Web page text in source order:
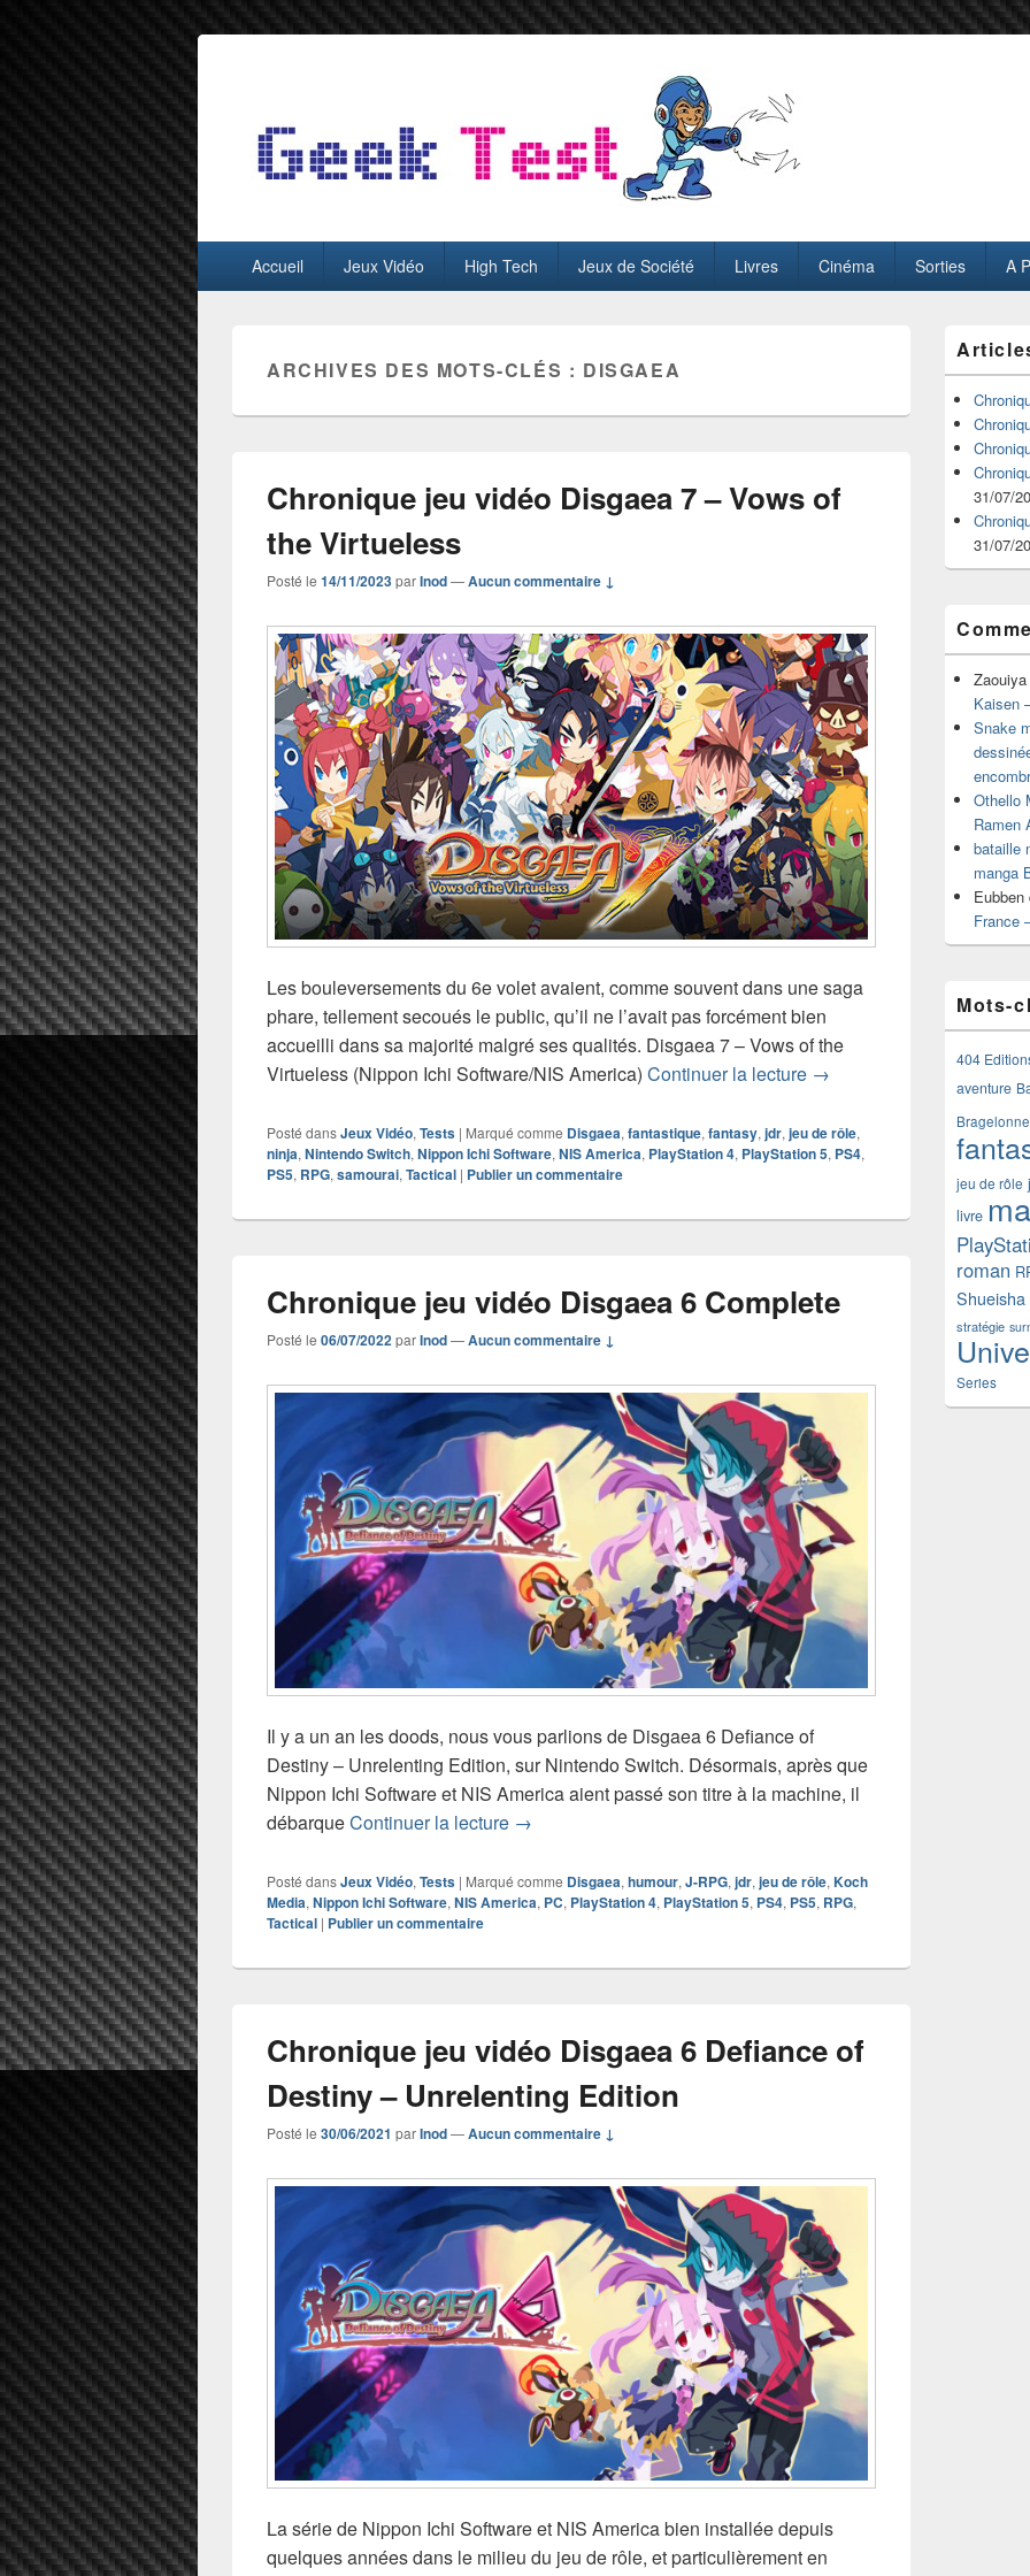
GeekTest
principalAccueil Jeux Vidéo High Tech Jeux de Société Livres Cinéma Sorties A
ARCHIVES DES MOTS-CLÉS : DISGAEA
Chronique jeu vidéo Disgaea 7 – Vows of
the Virtueless
Posté le 14/11/2023parInod—Aucun commentaire ↓
Les bouleversements du 6e volet avaient, comme souvent dans une saga
phare, tellement secoués le public, qu’il ne l’avait pas forcément bien
accueilli dans sa majorité malgré ses qualités. Disgaea 7 – Vows of the
Virtueless (Nippon Ichi Software/NIS America) Continuer la lecture Chronique jeu vidéo
→
Posté dansJeux Vidéo, Tests | Marqué comme Disgaea, fantastique, fantasy, jdr, jeu de rôle,
ninja, Nintendo Switch, Nippon Ichi Software, NIS America, PlayStation 4, PlayStation 5, PS4,
PS5, RPG, samourai, Tactical | Publier un commentaire
Chronique jeu vidéo Disgaea 6 Complete
Posté le 06/07/2022parInod—Aucun commentaire ↓
Il y a un an les doods, nous vous parlions de Disgaea 6 Defiance of
Destiny – Unrelenting Edition, sur Nintendo Switch. Désormais, après que
Nippon Ichi Software et NIS America aient passé son titre à la machine, il
débarqueContinuer la lecture Chronique jeu vidéo Disgaea 6 Complete
→
Posté dansJeux Vidéo, Tests | Marqué comme Disgaea, humour, J-RPG, jdr, jeu de rôle, Koch
Media, Nippon Ichi Software, NIS America, PC, PlayStation 4, PlayStation 5, PS4, PS5, RPG,
Tactical | Publier un commentaire
Chronique jeu vidéo Disgaea 6 Defiance of
Destiny – Unrelenting Edition
Posté le 30/06/2021 parInod—Aucun commentaire ↓
La série de Nippon Ichi Software et NIS America bien installée depuis
quelques années dans le milieu du jeu de rôle, et particulièrement en
principale
de
widget
pour
barre
latérale
31/07/
31/07/
Zaouiya
Kaisen
Snake
Othello
Ramen
bataille
manga
Eubben
France
Mots-
404
aventure
Bragelonne
jeu de rôle
livre
roman
Shueisha
stratégie
Series